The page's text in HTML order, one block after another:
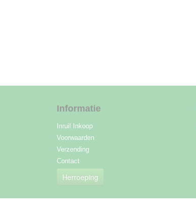
Informatie
Inruil Inkoop
Voorwaarden
Verzending
Contact
Herroeping